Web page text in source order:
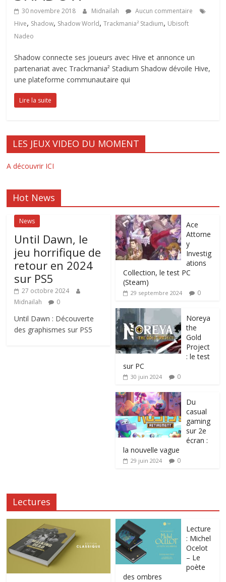
30 novembre 2018 Midnailah
Aucun commentaire
Hive, Shadow, Shadow World,Trackmania² Stadium, Ubisoft
Nadeo
Shadow connecte ses joueurs avec Hive et annonce un
partenariat avec Trackmania² Stadium Shadow dévoile Hive,
une plateforme communautaire qui
Lire la suite
LES JEUX VIDEO DU MOMENT
A découvrir ICI
Hot News
News
Until Dawn, le
jeu horrifique de
retour en 2024
sur PS5
27 octobre 2024
Midnailah
0
Until Dawn : Découverte
des graphismes sur PS5
Ace
Attorne
y
Investig
ations
Collection, le test PC
(Steam)
29 septembre 2024 0
Noreya
the
Gold
Project
: le test
sur PC
30 juin 2024 0
Du
casual
gaming
sur 2e
écran :
la nouvelle vague
29 juin 2024 0
Lectures
Lecture
: Michel
Ocelot
– Le
poète
des ombres